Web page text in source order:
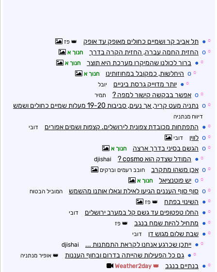
☼
● תל אביב קר ושמיים כחולים מאופק עד אופק פז
☼
o החזית החמה עברה, החזית הקרה בדרך חנוך א
☼
● ברור לכולנו שהמיקרו מערכת היא תוצר חנוך א
☼
o היחלשות, כמקובל במחוזותינו חנוך א
☼
● יותר מדוייק גרסת ביניים יובל
☼
o אפשר בבקשה קישור למפה ? תמיר
☼
o נתניה מעט קריר, אך נעים, סביבות 19-20 מעלות שמיים כחולים ושמש
דיווח מנתניה
☼
● התפתחות מכובדת צפונית לירושלים. קצפות ושמים אפורים דובי
☼
o לווין דובי
☼
o הגשם בסיני בדרך ארצה חנוך א
☼
● המודל שצדק הוא cosmo ? djishai
☼
o אכן משהו מתקרב חובב רעמים וברקים
☼
o יש פוטנציאל חנוך א
☼
o סוף סוף העננים הגיעו לאילת וגאלו אותנו מהשמש המוביל הבטוח
☼
● השינוי בפתח פז
☼
● החלו טפטופים עד גשם קל במערב ירושלים דובי
☼
● מתחיל להיות שמח בנגב פז
☼
● שבת שלום מגוש דן דובי
☼
● ייתכן שכרגע אנחנו לקראת התמתנות ... djishai
☼
● גם כל הפעילות שהייתה בדרום ובחוף העננות אופיר מנתניה
☼
● בנתיים בנגב